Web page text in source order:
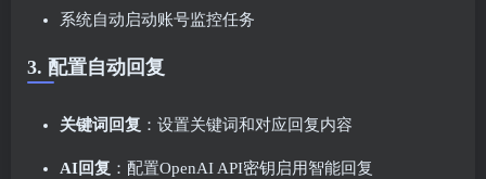
系统自动启动账号监控任务
3. 配置自动回复
关键词回复 ：设置关键词和对应回复内容
AI回复 ：配置OpenAI API密钥启用智能回复